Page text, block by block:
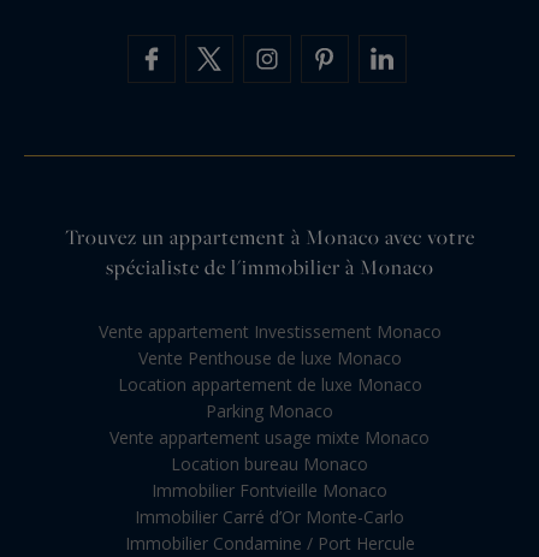
Trouvez un appartement à Monaco avec votre
spécialiste de l'immobilier à Monaco
Vente appartement Investissement Monaco
Vente Penthouse de luxe Monaco
Location appartement de luxe Monaco
Parking Monaco
Vente appartement usage mixte Monaco
Location bureau Monaco
Immobilier Fontvieille Monaco
Immobilier Carré d’Or Monte-Carlo
Immobilier Condamine / Port Hercule